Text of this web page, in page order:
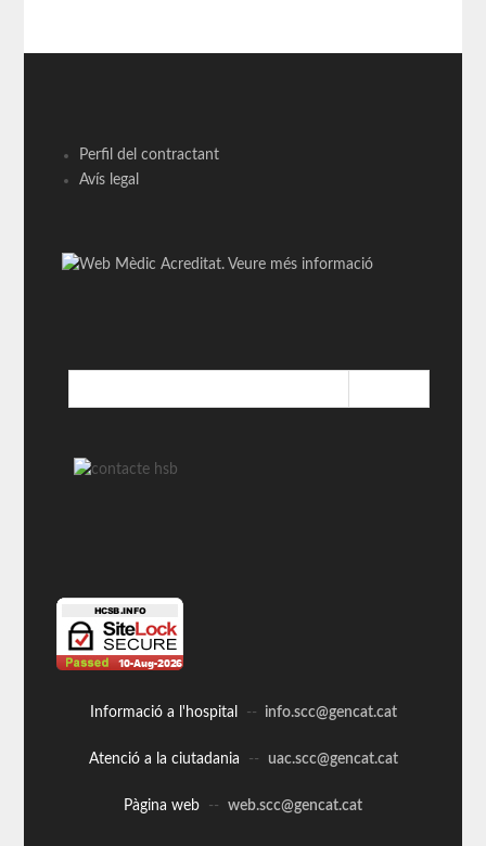
Perfil del contractant
Avís legal
Informació a l'hospital -- info.scc@gencat.cat
Atenció a la ciutadania -- uac.scc@gencat.cat
Pàgina web -- web.scc@gencat.cat